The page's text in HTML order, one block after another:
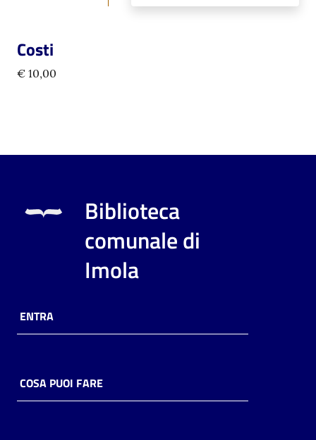
Costi
€ 10,00
Biblioteca
comunale di
Imola
ENTRA
COSA PUOI FARE